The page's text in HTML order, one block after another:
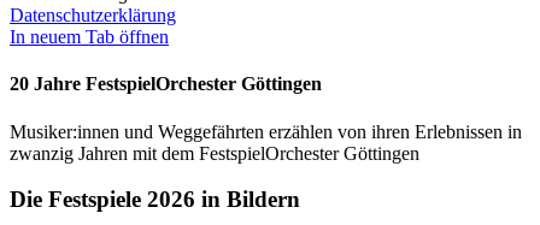
Datenschutzerklärung
In neuem Tab öffnen
20 Jahre FestspielOrchester Göttingen
Musiker:innen und Weggefährten erzählen von ihren Erlebnissen in
zwanzig Jahren mit dem FestspielOrchester Göttingen
Die Festspiele 2026 in Bildern